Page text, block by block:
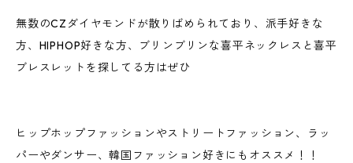
無数のCZダイヤモンドが散りばめられており、派手好きな
方、HIPHOP好きな方、ブリンブリンな喜平ネックレスと喜平
ブレスレットを探してる方はぜひ
ヒップホップファッションやストリートファッション、ラッ
パーやダンサー、韓国ファッション好きにもオススメ！！